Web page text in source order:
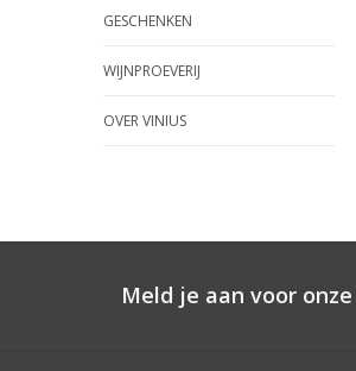
GESCHENKEN
WIJNPROEVERIJ
OVER VINIUS
Meld je aan voor